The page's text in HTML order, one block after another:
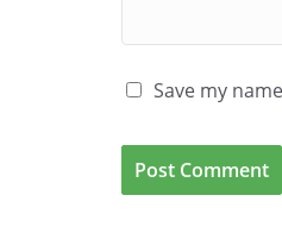
Save my